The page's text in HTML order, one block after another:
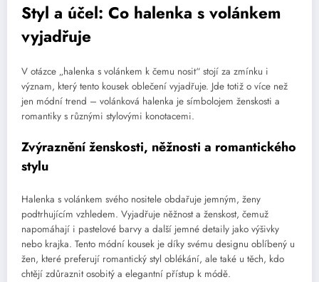
Styl a účel: Co halenka s volánkem
vyjadřuje
V otázce „halenka s volánkem k čemu nosit“ stojí za zmínku i
význam, který tento kousek oblečení vyjadřuje. Jde totiž o více než
jen módní trend – volánková halenka je símbolojem ženskosti a
romantiky s různými stylovými konotacemi.
Zvýraznění ženskosti, něžnosti a romantického
stylu
Halenka s volánkem svého nositele obdařuje jemným, ženy
podtrhujícím vzhledem. Vyjadřuje něžnost a ženskost, čemuž
napomáhají i pastelové barvy a další jemné detaily jako výšivky
nebo krajka. Tento módní kousek je díky svému designu oblíbený u
žen, které preferují romantický styl oblékání, ale také u těch, kdo
chtějí zdůraznit osobitý a elegantní přístup k módě.